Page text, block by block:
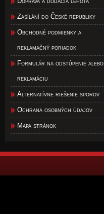
Zasílání do České republiky
Obchodné podmienky a
reklamačný poriadok
Formulár na odstúpenie alebo
reklamáciu
Alternatívne riešenie sporov
Ochrana osobných údajov
Mapa stránok